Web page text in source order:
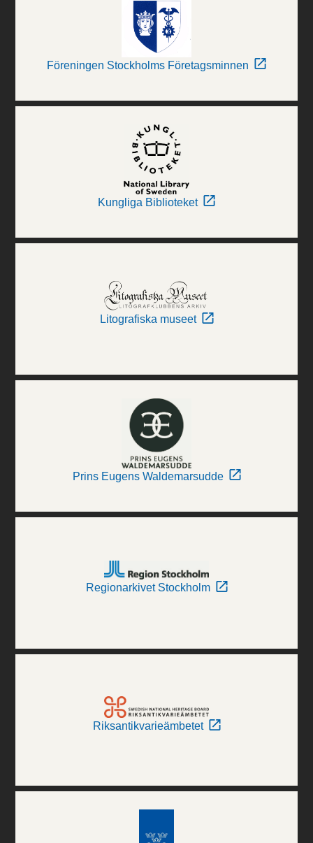
Föreningen Stockholms Företagsminnen
Kungliga Biblioteket
Litografiska museet
Prins Eugens Waldemarsudde
Regionarkivet Stockholm
Riksantikvarieämbetet